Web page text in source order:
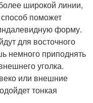
широкой линии,
поможет
форму.
для восточного
немного приподнять
уголка.
или внешние
тонкая